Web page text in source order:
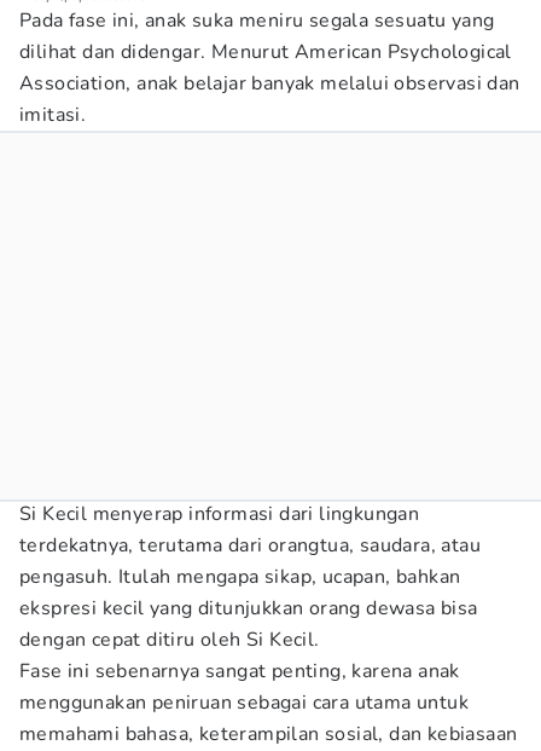
Pada fase ini, anak suka meniru segala sesuatu yang
dilihat dan didengar. Menurut American Psychological
Association, anak belajar banyak melalui observasi dan
imitasi.
Si Kecil menyerap informasi dari lingkungan
terdekatnya, terutama dari orangtua, saudara, atau
pengasuh. Itulah mengapa sikap, ucapan, bahkan
ekspresi kecil yang ditunjukkan orang dewasa bisa
dengan cepat ditiru oleh Si Kecil.
Fase ini sebenarnya sangat penting, karena anak
menggunakan peniruan sebagai cara utama untuk
memahami bahasa, keterampilan sosial, dan kebiasaan